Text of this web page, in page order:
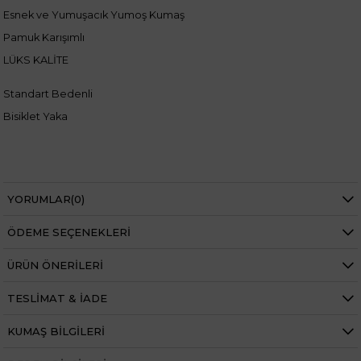
Esnek ve Yumuşacık Yumoş Kumaş
Pamuk Karışımlı
LÜKS KALİTE
Standart Bedenli
Bisiklet Yaka
Mankenimiz L beden giymiştir
Kilo 69 kg dir.
Bel
Kalıp
YORUMLAR(0)
ÖDEME SEÇENEKLERI
ÜRÜN ÖNERILERI
TESLIMAT & İADE
KUMAŞ BILGILERI